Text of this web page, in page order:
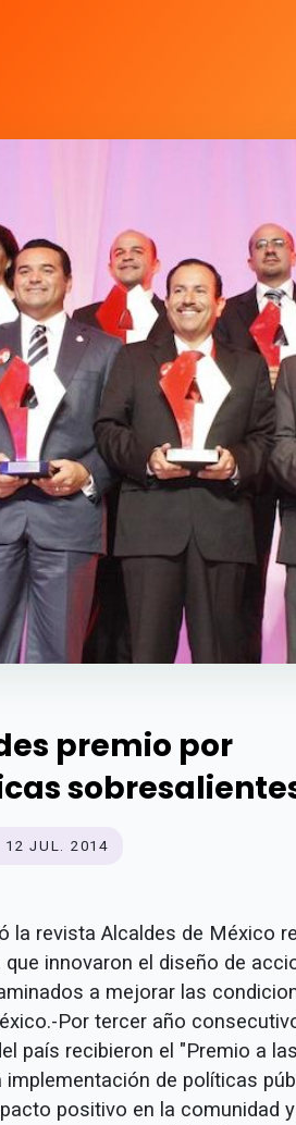
premio por
12 JUL. 2014
la revista Alcaldes de México
que innovaron el diseño de
a mejorar las
Por tercer año
país recibieron el "Premio a las
de políticas
positivo en la comunidad